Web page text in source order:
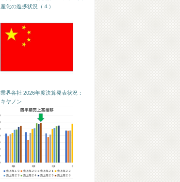
産化の進捗状況（４）
業界各社 2026年度決算発表状況：
キヤノン